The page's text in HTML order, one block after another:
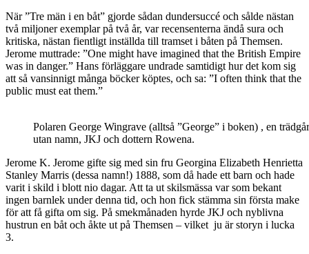
När ”Tre män i en båt” gjorde sådan dundersuccé och sålde nästan
två miljoner exemplar på två år, var recensenterna ändå sura och
kritiska, nästan fientligt inställda till tramset i båten på Themsen.
Jerome muttrade: ”One might have imagined that the British Empire
was in danger.” Hans förläggare undrade samtidigt hur det kom sig
att så vansinnigt många böcker köptes, och sa: ”I often think that the
public must eat them.”
Polaren George Wingrave (alltså ”George” i boken) , en
utan namn, JKJ och dottern Rowena.
Jerome K. Jerome gifte sig med sin fru Georgina Elizabeth Henrietta
Stanley Marris (dessa namn!) 1888, som då hade ett barn och hade
varit i skild i blott nio dagar. Att ta ut skilsmässa var som bekant
ingen barnlek under denna tid, och hon fick stämma sin första make
för att få gifta om sig. På smekmånaden hyrde JKJ och nyblivna
hustrun en båt och åkte ut på Themsen – vilket ju är storyn i lucka
3.